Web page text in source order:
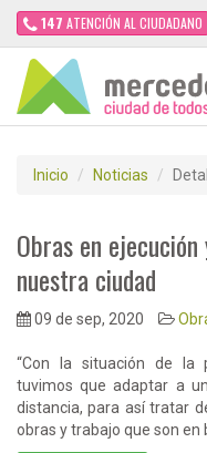
147 ATENCIÓN AL CIUDADANO
Inicio Noticias
Obras en
nuestra ciudad
09 de sep, 2020
“Con la situación de la
tuvimos que adaptar a
distancia, para así tratar
obras y trabajo que son en